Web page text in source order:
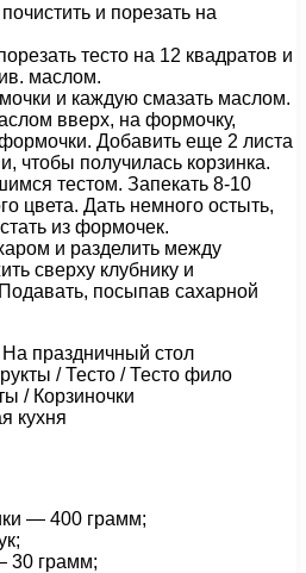
и порезать на
тесто на 12 квадратов и
маслом.
и каждую смазать маслом.
вверх, на формочку,
Добавить еще 2 листа
чтобы получилась корзинка.
тестом. Запекать 8-10
цвета. Дать немного остыть,
из формочек.
и разделить между
сверху клубнику и
посыпав сахарной
праздничный стол
/ Тесто / Тесто фило
/ Корзиночки
кухня
— 400 грамм;
30 грамм;